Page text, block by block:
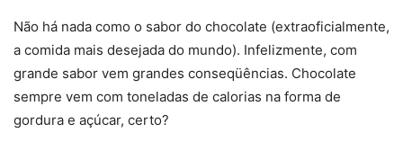
Não há nada como o sabor do chocolate (extraoficialmente,
a comida mais desejada do mundo). Infelizmente, com
grande sabor vem grandes conseqüências. Chocolate
sempre vem com toneladas de calorias na forma de
gordura e açúcar, certo?